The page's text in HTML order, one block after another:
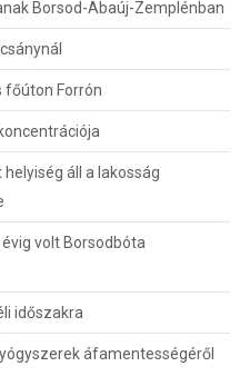
Borsod-Abaúj-Zemplénban
főúton Forrón
áll a lakosság
volt Borsodbóta
időszakra
áfamentességéről